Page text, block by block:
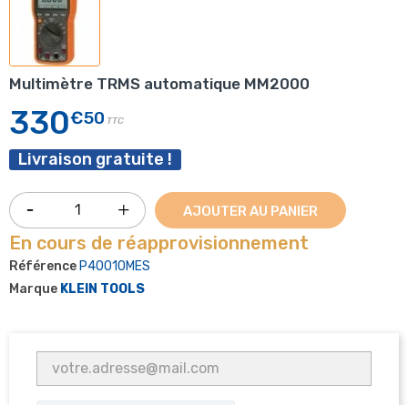
Multimètre TRMS automatique MM2000
330€50 TTC
Livraison gratuite !
AJOUTER AU PANIER
En cours de réapprovisionnement
Référence P40010MES
Marque KLEIN TOOLS